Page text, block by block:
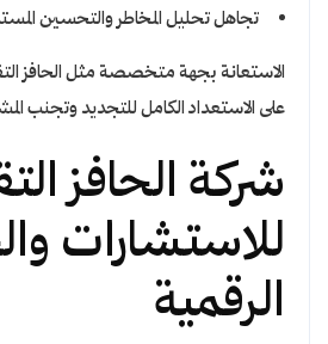
تجاهل تحليل المخاطر والتحسين
الاستعانة بجهة متخصصة مثل الحافز
على الاستعداد الكامل للتجديد وتجنب
شركة الحافز
للاستشارات
الرقمية